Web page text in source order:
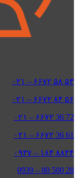
۵۳ ۵۸ ۶۶۷۲ – ۰۲۱
۵۶ ۸۴ ۶۶۷۲ – ۰۲۱
72 36 ۶۶۷۲ – ۰۲۱
61 36 ۶۶۷۲ – ۰۲۱
۸۸۴۴ ۱۸۴ – ۰۹۳۷
28 500 80
–